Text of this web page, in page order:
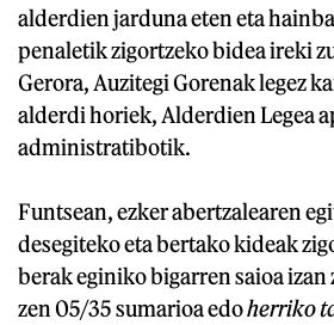
alderdien jarduna eten eta
penaletik zigortzeko bidea ireki
Gerora, Auzitegi Gorenak legez
alderdi horiek, Alderdien Legea
administratibotik.
Funtsean, ezker abertzalearen
desegiteko eta bertako kideak
berak eginiko bigarren saioa izan
zen 05/35 sumarioa edoherriko